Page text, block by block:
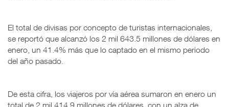
El total de divisas por concepto de turistas internacionales,
se reportó que alcanzó los 2 mil 643.5 millones de dólares en
enero, un 41.4% más que lo captado en el mismo periodo
del año pasado.
De esta cifra, los viajeros por vía aérea sumaron en enero un
total de 2 mil 414.9 millones de dólares, con un alza de